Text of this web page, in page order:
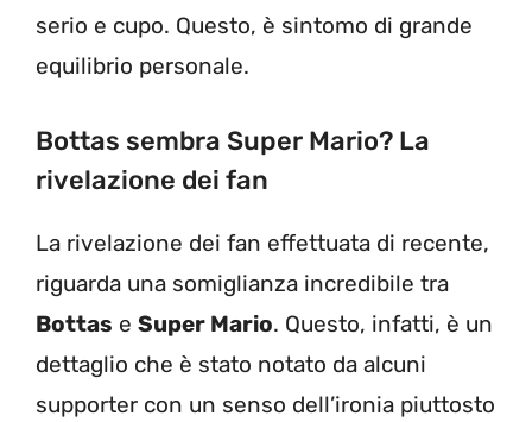
serio e cupo. Questo, è sintomo di grande
equilibrio personale.
Bottas sembra Super Mario? La
rivelazione dei fan
La rivelazione dei fan effettuata di recente,
riguarda una somiglianza incredibile tra
Bottas e Super Mario. Questo, infatti, è un
dettaglio che è stato notato da alcuni
supporter con un senso dell’ironia piuttosto